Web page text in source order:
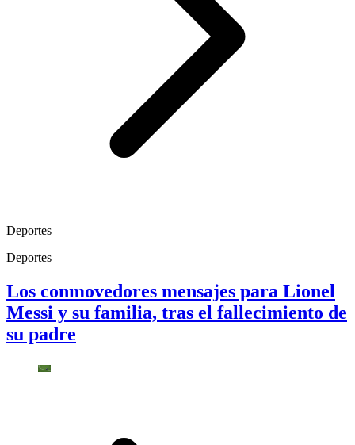
Deportes
Deportes
Los conmovedores mensajes para Lionel
Messi y su familia, tras el fallecimiento de
su padre